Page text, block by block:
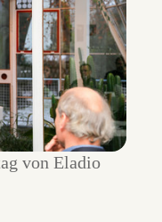
von Eladio